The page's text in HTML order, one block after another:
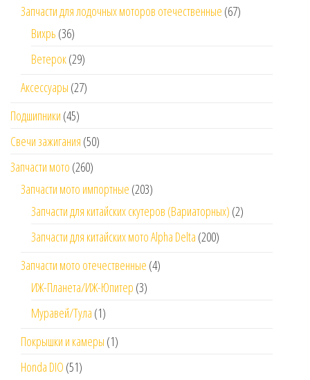
Запчасти для лодочных моторов отечественные (67)
Вихрь (36)
Ветерок(29)
Аксессуары (27)
Подшипники (45)
Свечи зажигания (50)
Запчасти мото (260)
Запчасти мото импортные (203)
Запчасти для китайских скутеров (Вариаторных) (2)
Запчасти для китайских мото Alpha Delta (200)
Запчасти мото отечественные (4)
ИЖ-Планета/ИЖ-Юпитер (3)
Муравей/Тула (1)
Покрышки и камеры (1)
Honda DIO (51)